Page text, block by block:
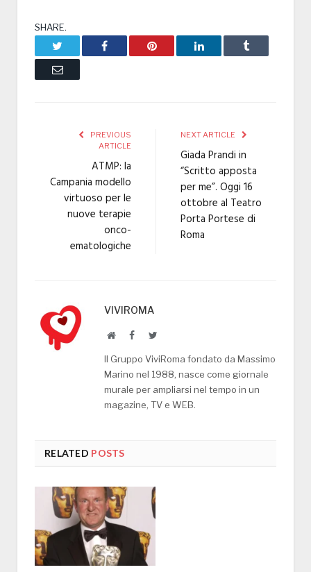
SHARE.
Facebook Pinterest LinkedIn Tumblr
Email
PREVIOUS
ARTICLE
ATMP: la
Campania modello
virtuoso per le
nuove terapie
onco-
ematologiche
NEXT ARTICLE
Giada Prandi in
“Scritto apposta
per me”. Oggi 16
ottobre al Teatro
Porta Portese di
Roma
VIVIROMA
WebsiteFacebookTwitter
Il Gruppo ViviRoma fondato da Massimo
Marino nel 1988, nasce come giornale
murale per ampliarsi nel tempo in un
magazine, TV e WEB.
RELATED POSTS